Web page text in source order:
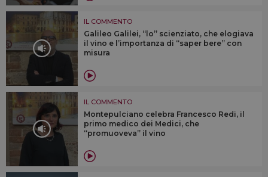
IL COMMENTO
Galileo Galilei, “lo” scienziato, che elogiava
il vino e l’importanza di “saper bere” con
misura
IL COMMENTO
Montepulciano celebra Francesco Redi, il
primo medico dei Medici, che
“promuoveva” il vino